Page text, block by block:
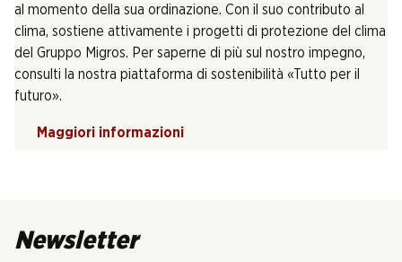
al momento della sua ordinazione. Con il suo contributo al
clima, sostiene attivamente i progetti di protezione del clima
del Gruppo Migros. Per saperne di più sul nostro impegno,
consulti la nostra piattaforma di sostenibilità «Tutto per il
futuro».
Maggiori informazioni
Newsletter